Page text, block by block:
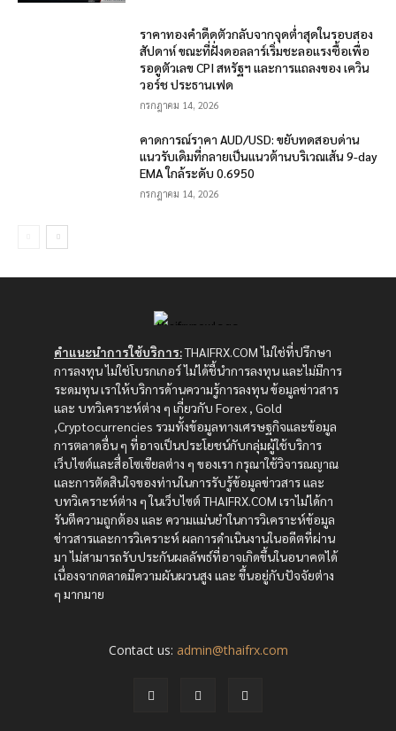
ราคาทองคำดีดตัวกลับจากจุดต่ำสุดในรอบสอง
สัปดาห์ ขณะที่ฝั่งดอลลาร์เริ่มชะลอแรงซื้อเพื่อ
รอดูตัวเลข CPI สหรัฐฯ และการแถลงของ เควิน
วอร์ช ประธานเฟด
กรกฎาคม 14, 2026
คาดการณ์ราคา AUD/USD: ขยับทดสอบด่าน
แนวรับเดิมที่กลายเป็นแนวต้านบริเวณเส้น 9-day
EMA ใกล้ระดับ 0.6950
กรกฎาคม 14, 2026
คำแนะนำการใช้บริการ:THAIFRX.COM ไม่ใช่ที่ปรึกษา
การลงทุน ไม่ใช่โบรกเกอร์ ไม่ได้ชี้นำการลงทุน และไม่มีการ
ระดมทุน เราให้บริการด้านความรู้การลงทุน ข้อมูลข่าวสาร
และ บทวิเคราะห์ต่าง ๆ เกี่ยวกับ Forex , Gold
,Cryptocurrencies รวมทั้งข้อมูลทางเศรษฐกิจและข้อมูล
การตลาดอื่น ๆ ที่อาจเป็นประโยชน์กับกลุ่มผู้ใช้บริการ
เว็บไซต์และสื่อโซเซียลต่าง ๆ ของเรา กรุณาใช้วิจารณญาณ
และการตัดสินใจของท่านในการรับรู้ข้อมูลข่าวสาร และ
บทวิเคราะห์ต่าง ๆ ในเว็บไซต์ THAIFRX.COM เราไม่ได้กา
รันตีความถูกต้อง และ ความแม่นยำในการวิเคราะห์ข้อมูล
ข่าวสารและการวิเคราะห์ ผลการดำเนินงานในอดีตที่ผ่าน
มา ไม่สามารถรับประกันผลลัพธ์ที่อาจเกิดขึ้นในอนาคตได้
เนื่องจากตลาดมีความผันผวนสูง และ ขึ้นอยู่กับปัจจัยต่าง
ๆ มากมาย
Contact us: admin@thaifrx.com